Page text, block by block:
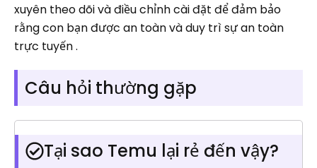
xuyên theo dõi và điều chỉnh cài đặt để đảm bảo
rằng con bạn được an toàn và duy trì sự an toàn
trực tuyến .
Câu hỏi thường gặp
Tại sao Temu lại rẻ đến vậy?